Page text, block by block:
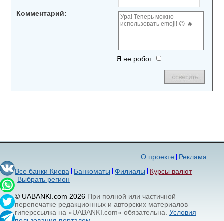
Комментарий:
Я не робот
Реклама
О проекте
Все банки Киева
Банкоматы Филиалы
Курсы валют
Выбрать регион
© UABANKI.com 2026 При полной или частичной
перепечатке редакционных и авторских материалов
гиперссылка на «UABANKI.com» обязательна. Условия